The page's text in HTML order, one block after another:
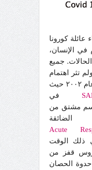
كورونا
في الإنسان،
١٥٪ من الحالات. جميع
تثر اهتمام
علماء الفيروسات إلا في عام ٢٠٠٢ حيث
في
مشتق من
ذلك الوقت
قفز من
الحصان